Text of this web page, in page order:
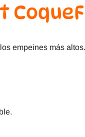
empeines más altos.